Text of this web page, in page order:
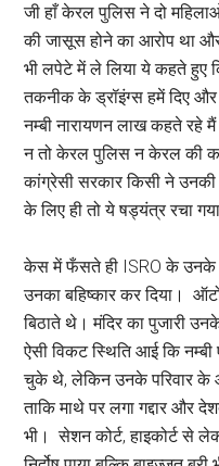
जी हाँ केरल पुलिस ने दो
की जासूस होने का आरोप था
भी लपेटे में ले लिया ये कहते हुए
तकनीक के ड्रॉइंग्स हमें दिए और
नम्बी नारायणन लाख कहते रहे
न तो केरल पुलिस न केरल की
कांग्रेसी सरकार किसी ने
के लिए ही तो ये षड्यंत्र रचा
केस में फँसते ही ISRO के उनके
उनका बहिष्कार कर दिया।
बिठाते थे। मंदिर का पुजारी
ऐसी विकट स्थिति आई कि
चुके थे, लेकिन उनके परिवार के
ताकि माथे पर लगा गद्दार और
भी। सेशन कोर्ट, हाइकोर्ट से